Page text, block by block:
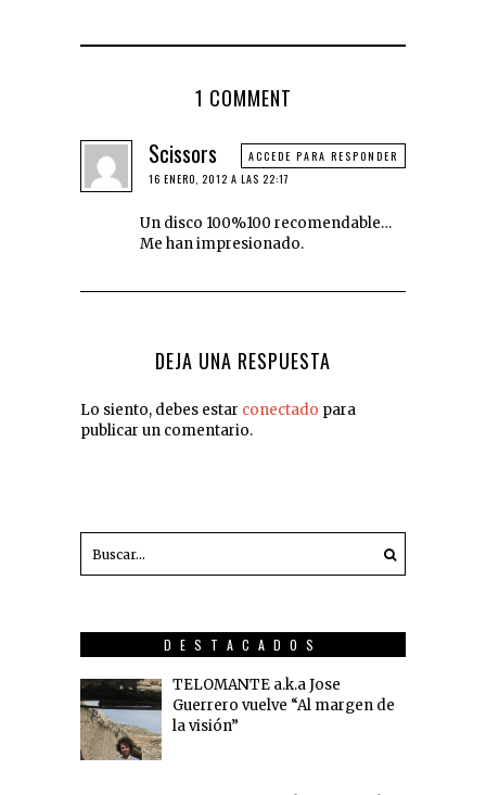
1 COMMENT
Scissors
16 ENERO, 2012 A LAS 22:17
Un disco 100%100 recomendable…
Me han impresionado.
ACCEDE PARA RESPONDER
DEJA UNA RESPUESTA
Lo siento, debes estar conectado para
publicar un comentario.
DESTACADOS
TELOMANTE a.k.a Jose
Guerrero vuelve “Al margen de
la visión”